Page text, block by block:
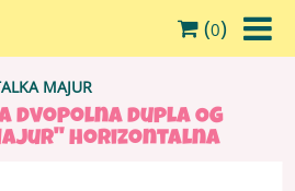
(0)
MAJUR
dvopolna dupla OG
horizontalna